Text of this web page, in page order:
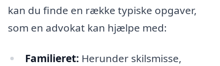
kan du finde en række typiske opgaver,
som en advokat kan hjælpe med:
Familieret: Herunder skilsmisse,